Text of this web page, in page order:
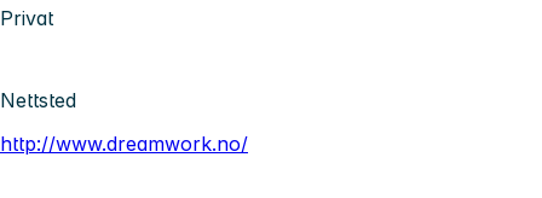
Privat
Nettsted
http://www.dreamwork.no/